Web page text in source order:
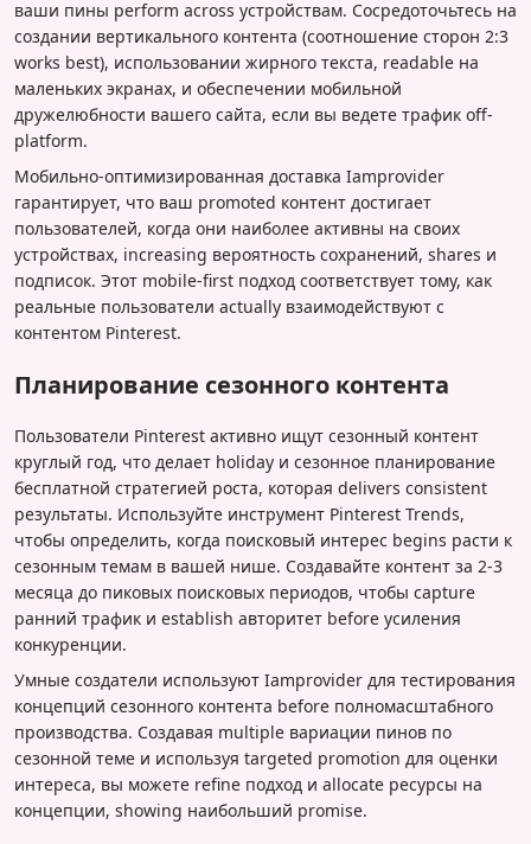
ваши пины perform across устройствам. Сосредоточьтесь на
создании вертикального контента (соотношение сторон 2:3
works best), использовании жирного текста, readable на
маленьких экранах, и обеспечении мобильной
дружелюбности вашего сайта, если вы ведете трафик off-
platform.
Мобильно-оптимизированная доставка Iamprovider
гарантирует, что ваш promoted контент достигает
пользователей, когда они наиболее активны на своих
устройствах, increasing вероятность сохранений, shares и
подписок. Этот mobile-first подход соответствует тому, как
реальные пользователи actually взаимодействуют с
контентом Pinterest.
Планирование сезонного контента
Пользователи Pinterest активно ищут сезонный контент
круглый год, что делает holiday и сезонное планирование
бесплатной стратегией роста, которая delivers consistent
результаты. Используйте инструмент Pinterest Trends,
чтобы определить, когда поисковый интерес begins расти к
сезонным темам в вашей нише. Создавайте контент за 2-3
месяца до пиковых поисковых периодов, чтобы capture
ранний трафик и establish авторитет before усиления
конкуренции.
Умные создатели используют Iamprovider для тестирования
концепций сезонного контента before полномасштабного
производства. Создавая multiple вариации пинов по
сезонной теме и используя targeted promotion для оценки
интереса, вы можете refine подход и allocate ресурсы на
концепции, showing наибольший promise.